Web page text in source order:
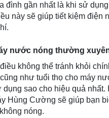
đình gần nhất là khi sử
này sẽ giúp tiết kiệm điện
nước nóng thường
không thể tránh khỏi
như tuổi thọ cho máy
dụng sao cho hiệu quả nhất.
Hùng Cường sẽ giúp bạn
nóng.